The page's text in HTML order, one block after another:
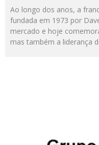
Ao longo dos anos, a
fundada em 1973 por
mercado e hoje
mas também a liderança